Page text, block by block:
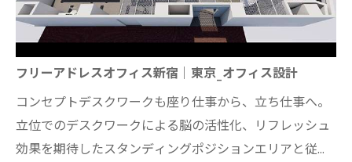
フリーアドレスオフィス新宿｜東京_オフィス設計
コンセプトデスクワークも座り仕事から、立ち仕事へ。
立位でのデスクワークによる脳の活性化、リフレッシュ
効果を期待したスタンディングポジションエリアと従来